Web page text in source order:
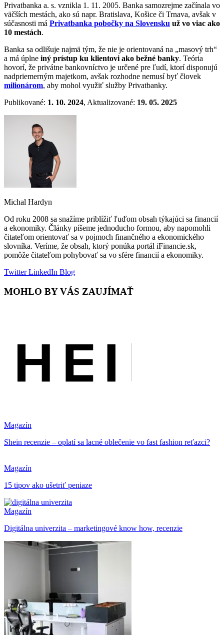
Privatbanka a. s. vznikla 1. 11. 2005. Banka samozrejme začínala vo
väčších mestách, ako sú napr. Bratislava, Košice či Trnava, avšak v
súčasnosti má Privatbanka pobočky na Slovensku už vo viac ako
10 mestách.
Banka sa odlišuje najmä tým, že nie je orientovaná na „masový trh“
a má úplne iný prístup ku klientovi ako bežné banky. Teória
hovorí, že privátne bankovníctvo je určené pre ľudí, ktorí disponujú
nadpriemerným majetkom, avšak rozhodne nemusí byť človek
milionárom, aby mohol využiť služby Privatbanky.
Publikované: 1. 10. 2024, Aktualizované: 19. 05. 2025
Michal Hardyn
Od roku 2008 sa snažíme priblížiť ľuďom obsah týkajúci sa financií
a ekonomiky. Články píšeme jednoducho formou, aby napomohli
čitateľom orientovať sa v pojmoch finančného a ekonomického
slovníka. Veríme, že obsah, ktorý ponúka portál iFinancie.sk,
pomôže čitateľom pohybovať sa vo sfére financií a ekonomiky.
TwitterLinkedIn Blog
MOHLO BY VÁS ZAUJÍMAŤ
Magazín
Shein recenzie – oplatí sa lacné oblečenie vo fast fashion reťazci?
Magazín
15 tipov ako ušetriť peniaze
Magazín
Digitálna univerzita – marketingové know how, recenzie